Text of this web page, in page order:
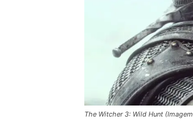
The Witcher 3: Wild Hunt